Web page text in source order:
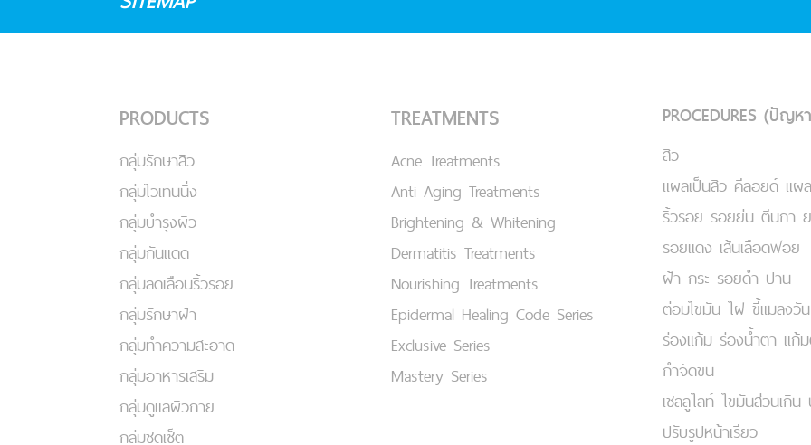
PRODUCTS
กลุ่มรักษาสิว
กลุ่มไวเทนนิ่ง
กลุ่มบำรุงผิว
กลุ่มกันแดด
กลุ่มลดเลือนริ้วรอย
กลุ่มรักษาฝ้า
กลุ่มทำความสะอาด
กลุ่มอาหารเสริม
กลุ่มดูแลผิวกาย
กลุ่มชุดเซ็ต
TREATMENTS
Acne Treatments
Anti Aging Treatments
Brightening & Whitening
Dermatitis Treatments
Nourishing Treatments
Epidermal Healing Code Series
Exclusive Series
Mastery Series
PROCEDURES (ปัญห
สิว
แผลเป็นสิว คีลอยด์ แผ
ริ้วรอย รอยย่น ตีนกา
รอยแดง เส้นเลือดฟอย
ฝ้า กระ รอยดำ ปาน
ต่อมไขมัน ไฝ ขี้แมลงวั
ร่องแก้ม ร่องน้ำตา แก้
กำจัดขน
เชลลูไลท์ ไขมันส่วนเกิน
ปรับรูปหน้าเรียว